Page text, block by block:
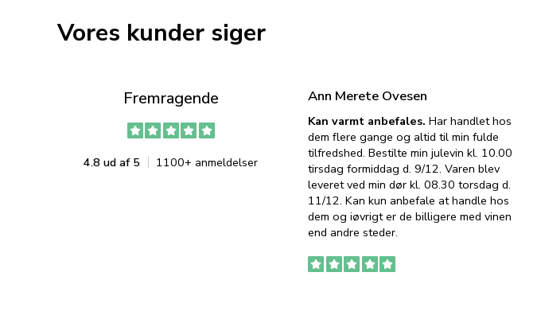
Vores kunder siger
Fremragende
4.8 ud af 5 1100+ anmeldelser
Ann Merete Ovesen
Kan varmt anbefales. Har handlet hos
dem flere gange og altid til min fulde
tilfredshed. Bestilte min julevin kl. 10.00
tirsdag formiddag d. 9/12. Varen blev
leveret ved min dør kl. 08.30 torsdag d.
11/12. Kan kun anbefale at handle hos
dem og iøvrigt er de billigere med vinen
end andre steder.